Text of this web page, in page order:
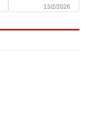
13/2/2026